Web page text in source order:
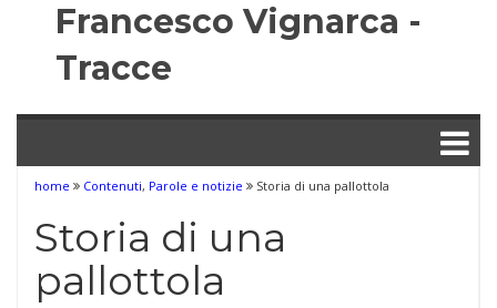
Francesco Vignarca -
Tracce
home Contenuti, Parole e notizie Storia di una pallottola
Storia di una
pallottola